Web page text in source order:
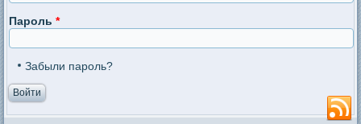
Пароль*
Забыли пароль?